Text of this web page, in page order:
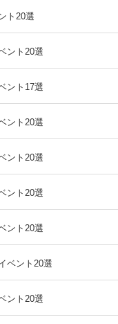
ト20選
ント20選
ント17選
ント20選
ント20選
ント20選
ント20選
ベント20選
ント20選